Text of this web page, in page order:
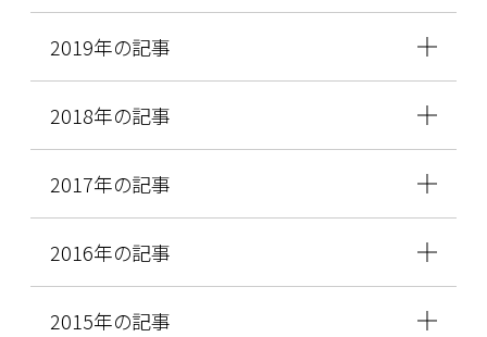
2019年の記事
2018年の記事
2017年の記事
2016年の記事
2015年の記事